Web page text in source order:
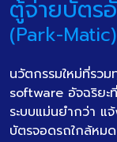
ตู้จ่ายบัตร
(Park-Matic)
นวัตกรรมใหม่ที่รวม
software อัจฉริยะ
ระบบแม่นยำกว่า แ
บัตรจอดรถใกล้หมด